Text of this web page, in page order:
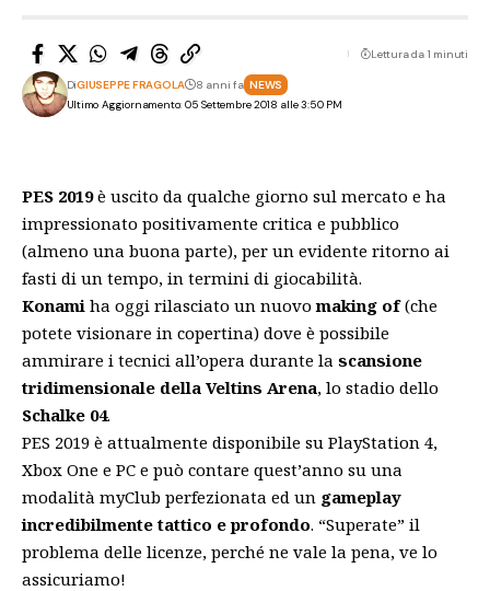
Ultimo Aggiornamento: 05 Settembre 2018 alle 3:50 PM
DiGIUSEPPE FRAGOLA 8 anni fa NEWS
Lettura da 1 minuti
PES 2019è uscito da qualche giorno sul mercato e ha
impressionato positivamente critica e pubblico
(almeno una buona parte), per un evidente ritorno ai
fasti di un tempo, in termini di giocabilità.
Konami ha oggi rilasciato un nuovomaking of(che
potete visionare in copertina) dove è possibile
ammirare i tecnici all’opera durante la scansione
tridimensionale della Veltins Arena, lo stadio dello
Schalke 04.
PES 2019 è attualmente disponibile su PlayStation 4,
Xbox One e PC e può contare quest’anno su una
modalità myClub perfezionata ed un gameplay
incredibilmente tattico e profondo. “Superate” il
problema delle licenze, perché ne vale la pena, ve lo
assicuriamo!